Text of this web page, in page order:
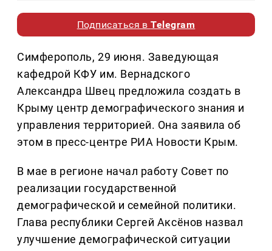
Подписаться вTelegram
Симферополь, 29 июня. Заведующая
кафедрой КФУ им. Вернадского
Александра Швец предложила создать в
Крыму центр демографического знания и
управления территорией. Она заявила об
этом в пресс-центре РИА Новости Крым.
В мае в регионе начал работу Совет по
реализации государственной
демографической и семейной политики.
Глава республики Сергей Аксёнов назвал
улучшение демографической ситуации